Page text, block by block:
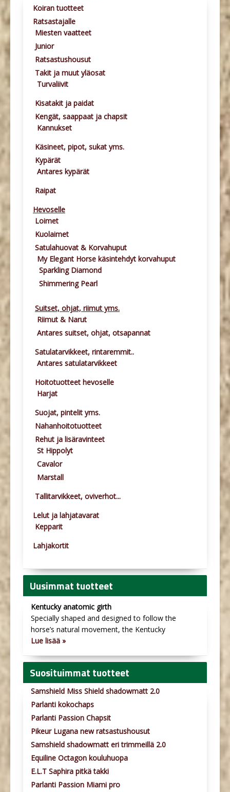
Koiran tuotteet
Ratsastajalle
Miesten vaatteet
Junior
Ratsastushousut
Takit ja muut yläosat
Turvaliivit
Kisatakit ja paidat
Kengät, saappaat ja chapsit
Kannukset
Käsineet, pipot, sukat yms.
Kypärät
Antares kypärät
Raipat
Hevoselle
Loimet
Kuolaimet
Satulahuovat & Korvahuput
My Elegant Horse käsintehdyt korvahuput
Sparkling Diamond
Shimmering Pearl
Suitset, ohjat, riimut yms.
Riimut & Narut
Antares suitset, ohjat, otsapannat
Satulatarvikkeet, rintaremmit..
Antares satulatarvikkeet
Hoitotuotteet hevoselle
Harjat
Suojat, pintelit yms.
Nahanhoitotuotteet
Rehut ja lisäravinteet
St Hippolyt
Cavalor
Marstall
Tallitarvikkeet, oviverhot...
Lelut ja lahjatavarat
Kepparit
Lahjakortit
Uusimmat tuotteet
Kentucky anatomic girth
Specially shaped and designed to follow the
horse’s natural movement, the Kentucky
Lue lisää »
Suosituimmat tuotteet
Samshield Miss Shield shadowmatt 2.0
Parlanti kokochaps
Parlanti Passion Chapsit
Pikeur Lugana new ratsastushousut
Samshield shadowmatt eri trimmeillä 2.0
Equiline Octagon kouluhuopa
E.L.T Saphira pitkä takki
Parlanti Passion Miami pro